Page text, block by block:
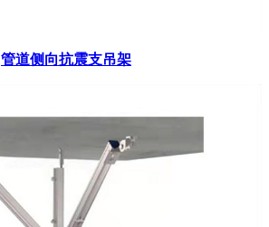
管道侧向抗震支吊架